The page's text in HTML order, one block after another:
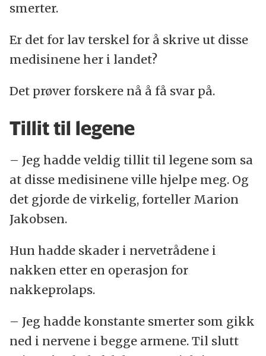
smerter.
Er det for lav terskel for å skrive ut disse
medisinene her i landet?
Det prøver forskere nå å få svar på.
Tillit til legene
– Jeg hadde veldig tillit til legene som sa
at disse medisinene ville hjelpe meg. Og
det gjorde de virkelig, forteller Marion
Jakobsen.
Hun hadde skader i nervetrådene i
nakken etter en operasjon for
nakkeprolaps.
– Jeg hadde konstante smerter som gikk
ned i nervene i begge armene. Til slutt